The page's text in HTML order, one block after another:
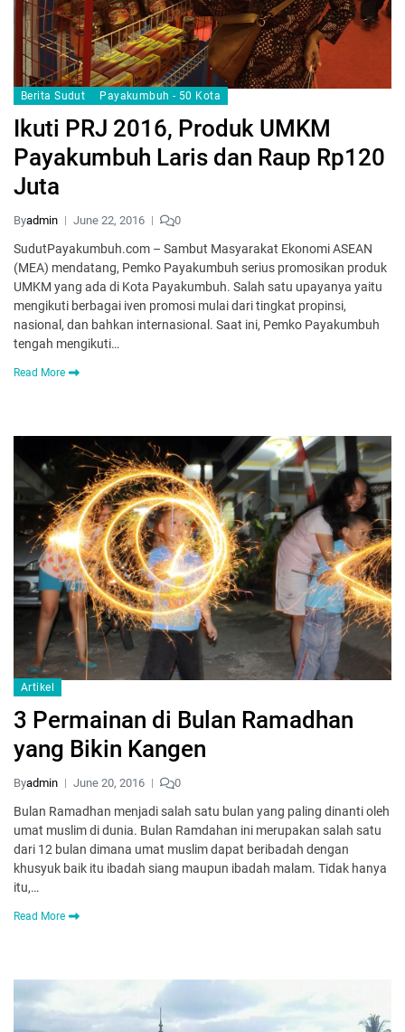
Berita Sudut Payakumbuh - 50 Kota
Ikuti PRJ 2016, Produk UMKM
Payakumbuh Laris dan Raup Rp120
Juta
Byadmin June 22, 2016 0
SudutPayakumbuh.com – Sambut Masyarakat Ekonomi ASEAN
(MEA) mendatang, Pemko Payakumbuh serius promosikan produk
UMKM yang ada di Kota Payakumbuh. Salah satu upayanya yaitu
mengikuti berbagai iven promosi mulai dari tingkat propinsi,
nasional, dan bahkan internasional. Saat ini, Pemko Payakumbuh
tengah mengikuti…
Read More
Artikel
3 Permainan di Bulan Ramadhan
yang Bikin Kangen
Byadmin June 20, 2016 0
Bulan Ramadhan menjadi salah satu bulan yang paling dinanti oleh
umat muslim di dunia. Bulan Ramdahan ini merupakan salah satu
dari 12 bulan dimana umat muslim dapat beribadah dengan
khusyuk baik itu ibadah siang maupun ibadah malam. Tidak hanya
itu,…
Read More